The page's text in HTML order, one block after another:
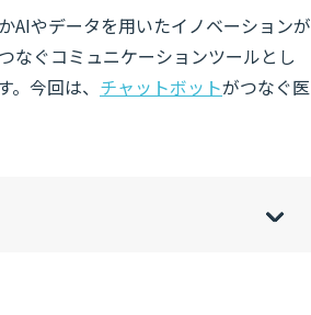
AIやデータを用いたイノベーションが
なぐコミュニケーションツールとし
今回は、 チャットボットがつなぐ医
[hi
]
[sh
]